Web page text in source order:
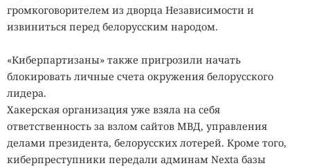
громкоговорителем из дворца Независимости и
извиниться перед белорусским народом.
«Киберпартизаны» также пригрозили начать
блокировать личные счета окружения белорусского
лидера.
Хакерская организация уже взяла на себя
ответственность за взлом сайтов МВД, управления
делами президента, белорусских лотерей. Кроме того,
киберпреступники передали админам Nexta базы